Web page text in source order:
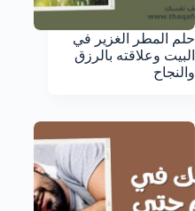
حلم المطر الغزير في
البيت وعلاقته بالرزق
والنجاح